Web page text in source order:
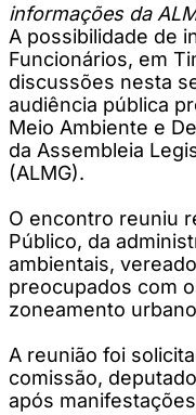
informações da
A possibilidade de
Funcionários, em
discussões nesta
audiência pública
Meio Ambiente e
da Assembleia
(ALMG).
O encontro reuniu
Público, da
ambientais,
preocupados com
zoneamento
A reunião foi
comissão,
após